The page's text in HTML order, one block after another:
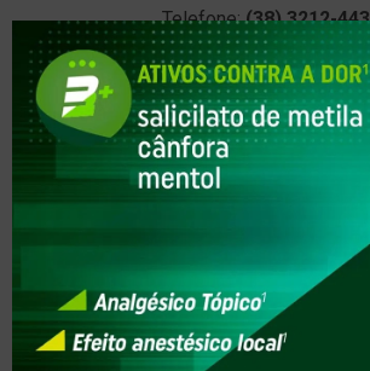
Telefone:(38) 3212-
E-mail:
Horários de
7:30 - 22:00
SIGA A FARMANUTRI POPULAR
SERVIÇOS
Aferir Pressão